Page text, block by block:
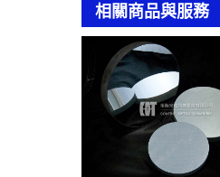
相關商品與服務